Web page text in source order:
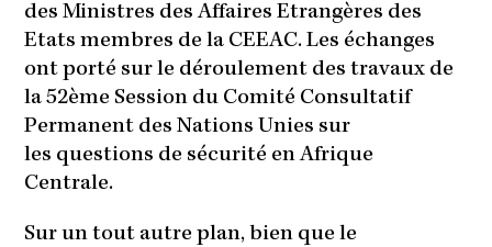
des Ministres des Affaires Etrangères des
Etats membres de la CEEAC. Les échanges
ont porté sur le déroulement des travaux de
la 52ème Session du Comité Consultatif
Permanent des Nations Unies sur
les questions de sécurité en Afrique
Centrale.
Sur un tout autre plan, bien que le